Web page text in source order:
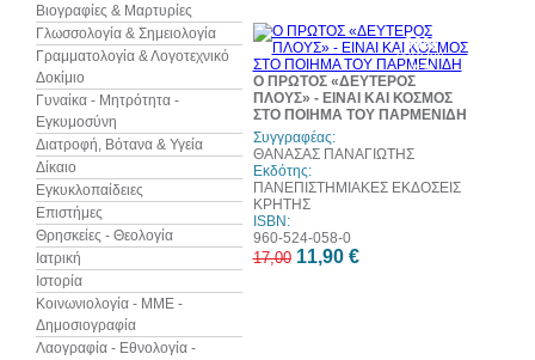
Βιογραφίες & Μαρτυρίες
Γλωσσολογία & Σημειολογία
Γραμματολογία & Λογοτεχνικό
Δοκίμιο
Γυναίκα - Μητρότητα -
Εγκυμοσύνη
Διατροφή, Βότανα & Υγεία
Δίκαιο
Εγκυκλοπαίδειες
Επιστήμες
Θρησκείες - Θεολογία
Ιατρική
Ιστορία
Κοινωνιολογία - ΜΜΕ -
Δημοσιογραφία
Λαογραφία - Εθνολογία -
30%
έκπτωση
web
Ο ΠΡΩΤΟΣ «ΔΕΥΤΕΡΟΣ
ΠΛΟΥΣ» - ΕΙΝΑΙ ΚΑΙ ΚΟΣΜΟΣ
ΣΤΟ ΠΟΙΗΜΑ ΤΟΥ ΠΑΡΜΕΝΙΔΗ
Συγγραφέας:
ΘΑΝΑΣΑΣ ΠΑΝΑΓΙΩΤΗΣ
Εκδότης:
ΠΑΝΕΠΙΣΤΗΜΙΑΚΕΣ ΕΚΔΟΣΕΙΣ
ΚΡΗΤΗΣ
ISBN:
960-524-058-0
17,00 11,90 €